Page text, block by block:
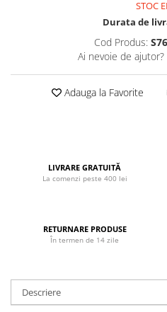
Ludicus Games
Magni
Majorette
Paint Art
PolarB by Viga
STOC
Durata de
Cod Produs:
Ai nevoie de ajutor?
Adauga la Favorite
LIVRARE GRATUITĂ
La comenzi peste 400 lei
RETURNARE PRODUSE
În termen de 14 zile
Descriere